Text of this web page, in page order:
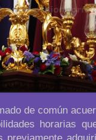
de común
horarias